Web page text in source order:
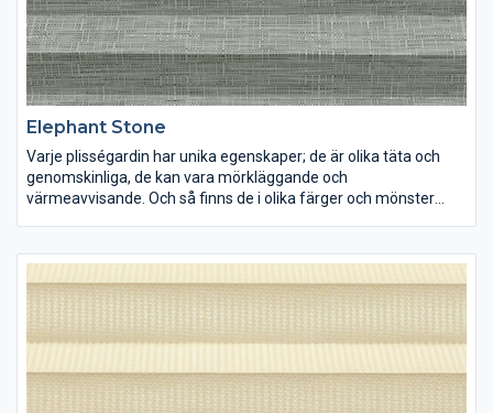
Elephant Stone
Varje plisségardin har unika egenskaper; de är olika täta och
genomskinliga, de kan vara mörkläggande och
värmeavvisande. Och så finns de i olika färger och mönster